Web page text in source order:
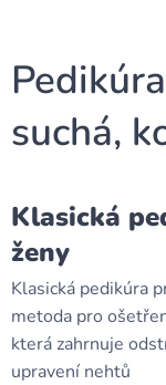
suchá,
Klasická
ženy
Klasická pedikúra
metoda pro
která zahrnuje
upravení nehtů